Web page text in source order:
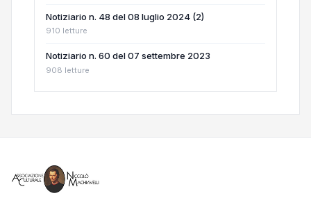
Notiziario n. 48 del 08 luglio 2024 (2)
910 letture
Notiziario n. 60 del 07 settembre 2023
908 letture